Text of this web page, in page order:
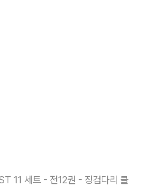
11 세트 - 전12권 - 징검다리 클